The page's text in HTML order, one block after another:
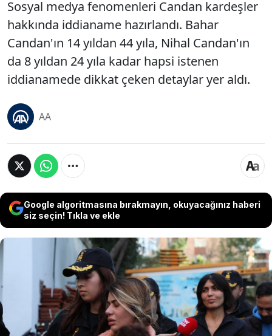
Sosyal medya fenomenleri Candan kardeşler
hakkında iddianame hazırlandı. Bahar
Candan'ın 14 yıldan 44 yıla, Nihal Candan'ın
da 8 yıldan 24 yıla kadar hapsi istenen
iddianamede dikkat çeken detaylar yer aldı.
AA
Google algoritmasına bırakmayın, okuyacağınız haberi
siz seçin! Tıkla ve ekle
Sosyal medya fenomenleri Candan kardeşler
hakkında iddianame hazırlandı. Bahar
Candan'ın 14 yıldan 44 yıla, Nihal Candan'ın da
8 yıldan 24 yıla kadar hapsi istenen